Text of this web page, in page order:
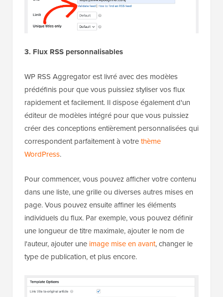
3. Flux RSS personnalisables
WP RSS Aggregator est livré avec des modèles
prédéfinis pour que vous puissiez styliser vos flux
rapidement et facilement. Il dispose également d'un
éditeur de modèles intégré pour que vous puissiez
créer des conceptions entièrement personnalisées qui
correspondent parfaitement à votrethème
WordPress.
Pour commencer, vous pouvez afficher votre contenu
dans une liste, une grille ou diverses autres mises en
page. Vous pouvez ensuite affiner les éléments
individuels du flux. Par exemple, vous pouvez définir
une longueur de titre maximale, ajouter le nom de
l'auteur, ajouter une image mise en avant, changer le
type de publication, et plus encore.